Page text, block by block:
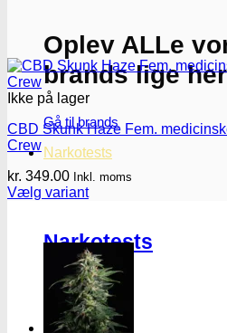
Oplev ALLe
brands lige her
Gå til brands
Narkotests
Narkotests
Kokain Tests
Ikke på lager
CBD Skunk Haze Fem.
Crew
kr. 349.00 Inkl. moms
Vælg variant
varianter.
Mulighederne
vælges